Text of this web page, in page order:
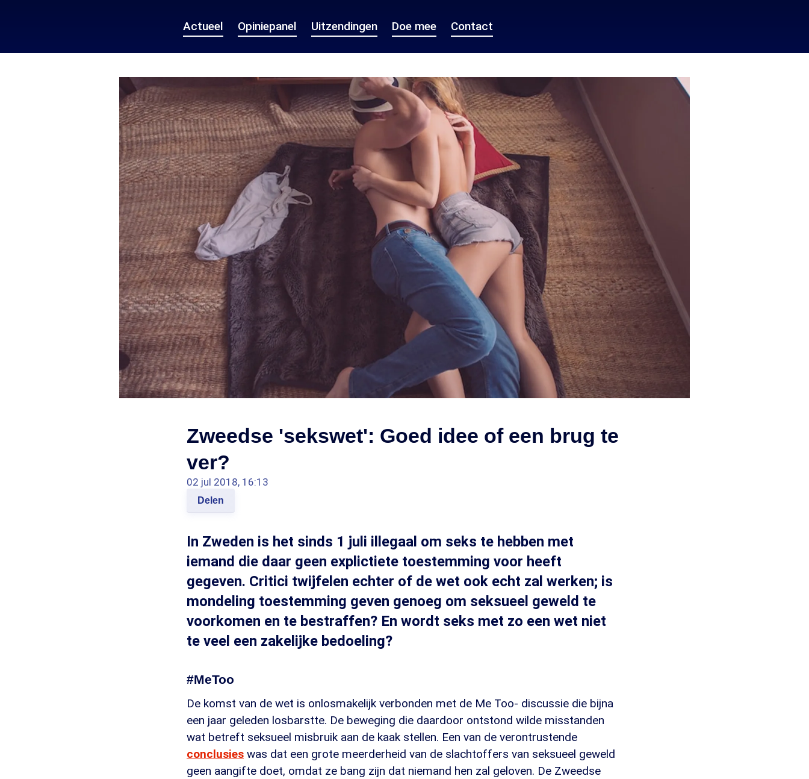
Actueel Opiniepanel Uitzendingen Doe mee Contact
Zweedse 'sekswet': Goed idee of een brug te
ver?
02 jul 2018, 16:13
Delen
In Zweden is het sinds 1 juli illegaal om seks te hebben met
iemand die daar geen explictiete toestemming voor heeft
gegeven. Critici twijfelen echter of de wet ook echt zal werken; is
mondeling toestemming geven genoeg om seksueel geweld te
voorkomen en te bestraffen? En wordt seks met zo een wet niet
te veel een zakelijke bedoeling?
#MeToo
De komst van de wet is onlosmakelijk verbonden met de Me Too- discussie die bijna
een jaar geleden losbarstte. De beweging die daardoor ontstond wilde misstanden
wat betreft seksueel misbruik aan de kaak stellen. Een van de verontrustende
conclusies was dat een grote meerderheid van de slachtoffers van seksueel geweld
geen aangifte doet, omdat ze bang zijn dat niemand hen zal geloven. De Zweedse